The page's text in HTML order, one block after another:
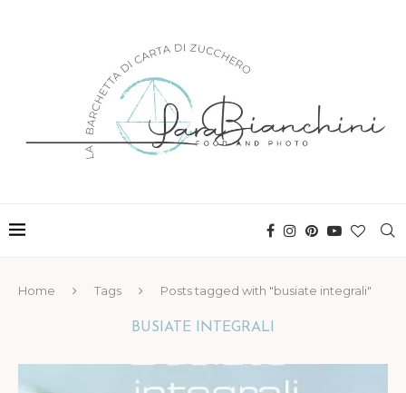
Home Tags Posts tagged with "busiate integrali"
BUSIATE INTEGRALI